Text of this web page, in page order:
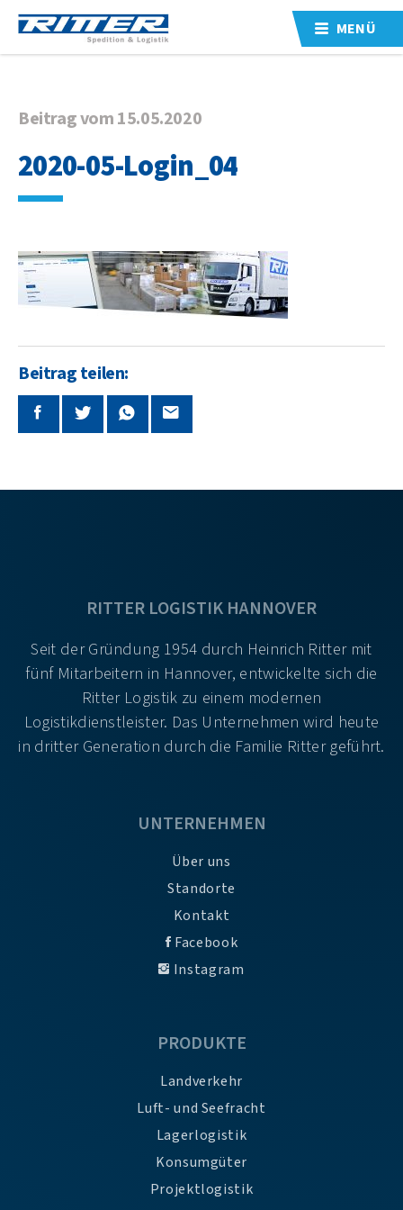
MENÜ
Beitrag vom 15.05.2020
2020-05-Login_04
Beitrag teilen:
RITTER LOGISTIK HANNOVER
Seit der Gründung 1954 durch Heinrich Ritter mit
fünf Mitarbeitern in Hannover, entwickelte sich die
Ritter Logistik zu einem modernen
Logistikdienstleister. Das Unternehmen wird heute
in dritter Generation durch die Familie Ritter geführt.
UNTERNEHMEN
Über uns
Standorte
Kontakt
Facebook
Instagram
PRODUKTE
Landverkehr
Luft- und Seefracht
Lagerlogistik
Konsumgüter
Projektlogistik